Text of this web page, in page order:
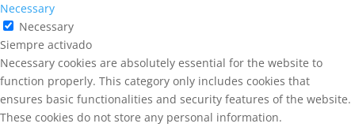
Necessary
Necessary
Siempre activado
Necessary cookies are absolutely essential for the website to
function properly. This category only includes cookies that
ensures basic functionalities and security features of the website.
These cookies do not store any personal information.